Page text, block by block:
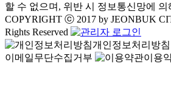
할 수 없으며, 위반 시 정보통신망에
COPYRIGHT ⓒ 2017 by JEONBUK
Rights Reserved
개인정보처리방침
이메일무단수집거부
이용